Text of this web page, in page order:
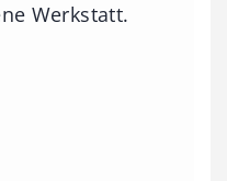
Werkstatt.